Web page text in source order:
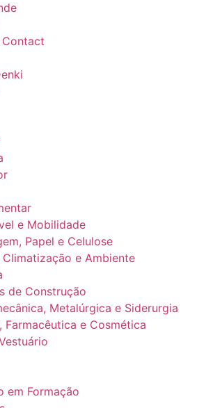
Contact
e Mobilidade
Papel e Celulose
Climatização e Ambiente
de Construção
Metalúrgica e Siderurgia
Farmacêutica e Cosmética
em Formação